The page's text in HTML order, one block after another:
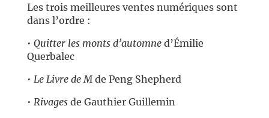
Les trois meilleures ventes numériques sont
dans l’ordre :
• Quitter les monts d’automned’Émilie
Querbalec
• Le Livre de Mde Peng Shepherd
• Rivagesde Gauthier Guillemin